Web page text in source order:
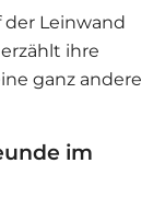
Leinwand
ihre
ganz andere
im